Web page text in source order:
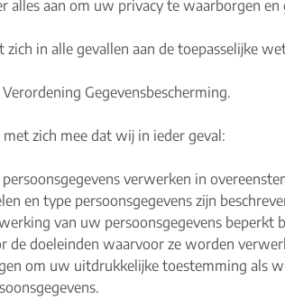
alles aan om uw privacy te waarborgen
zich in alle gevallen aan de toepasselijke
Gegevensbescherming.
zich mee dat wij in ieder geval:
verwerken in
en type persoonsgegevens zijn
van uw persoonsgegevens beperkt
de doeleinden waarvoor ze worden
om uw uitdrukkelijke toestemming als